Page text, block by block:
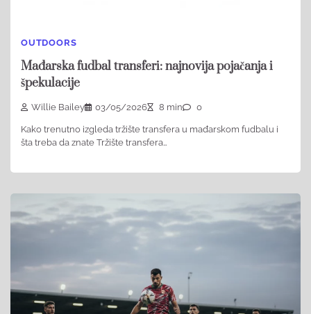
OUTDOORS
Mađarska fudbal transferi: najnovija pojačanja i
špekulacije
Willie Bailey 03/05/2026 8 min 0
Kako trenutno izgleda tržište transfera u mađarskom fudbalu i
šta treba da znate Tržište transfera…